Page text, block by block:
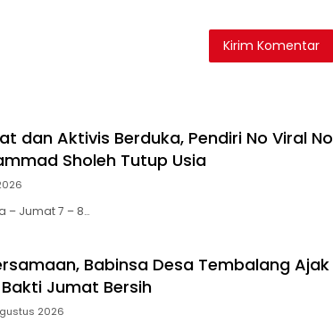
dan Aktivis Berduka, Pendiri No Viral No
Sholeh Tutup Usia
– Jumat 7 – 8…
Babinsa Desa Tembalang Ajak
Jumat Bersih
2026